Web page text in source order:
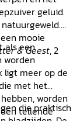
geluid.
mooie
& Geest, 2
als een
worden
ligt meer op de
met het
worden
tellende
die praktisch